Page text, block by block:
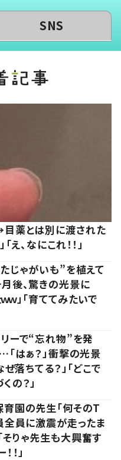
SNS
薬とは別に渡された
、なにこれ！！」
じゃがいも”を植えて
後、驚きの光景に
ｗ」「育ててみたいで
ーで“忘れ物”を発
はぁ？」衝撃の光景
ぜ落ちてる？」「どこで
の？」
園の先生「何そのT
全員に激震が走ったま
りゃ先生も大興奮す
！」